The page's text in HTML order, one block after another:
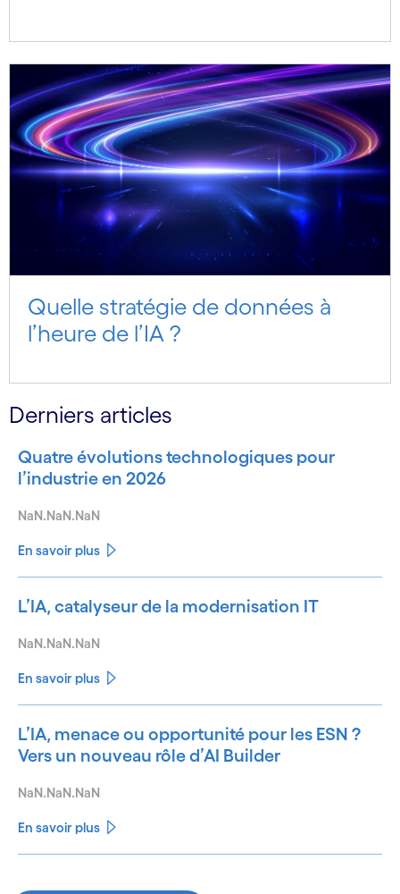
Quelle stratégie de données à
l’heure de l’IA ?
Derniers articles
Quatre évolutions technologiques pour
l’industrie en 2026
NaN.NaN.NaN
En savoir plus
L’IA, catalyseur de la modernisation IT
NaN.NaN.NaN
En savoir plus
L’IA, menace ou opportunité pour les ESN ?
Vers un nouveau rôle d’AI Builder
NaN.NaN.NaN
En savoir plus